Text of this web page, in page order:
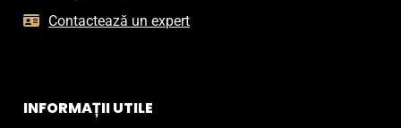
Contactează un expert
INFORMAȚII UTILE